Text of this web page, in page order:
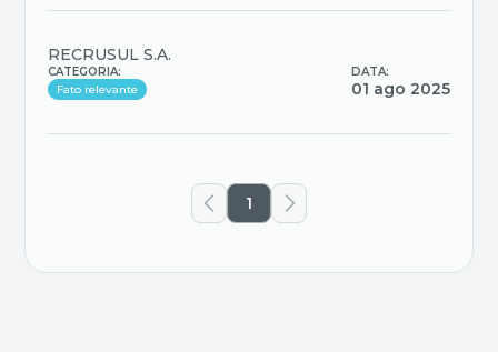
RECRUSUL S.A.
CATEGORIA:
Fato relevante
DATA:
01 ago 2025
1